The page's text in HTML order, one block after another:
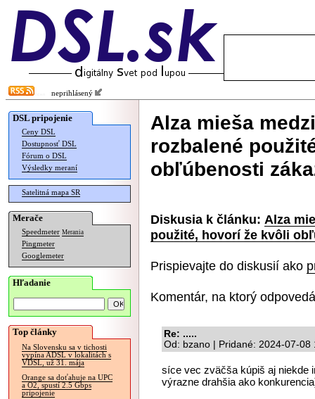
neprihlásený
DSL pripojenie
Ceny DSL
Dostupnosť DSL
Fórum o DSL
Výsledky meraní
Satelitná mapa SR
Merače
Speedmeter Merania
Pingmeter
Googlemeter
Hľadanie
Top články
Na Slovensku sa v tichosti
vypína ADSL v lokalitách s
VDSL, už 31. mája
Orange sa doťahuje na UPC
a O2, spustí 2.5 Gbps
pripojenie
Alza mieša
rozbalené
obľúbenosti
Diskusia k článku: Alza
použité, hovorí že kvôli
Prispievajte do diskusií ako
Komentár, na ktorý
Re: .....
Od: bzano | Pridané: 2024-07-08
síce vec zväčša kúpiš aj niekde
výrazne drahšia ako